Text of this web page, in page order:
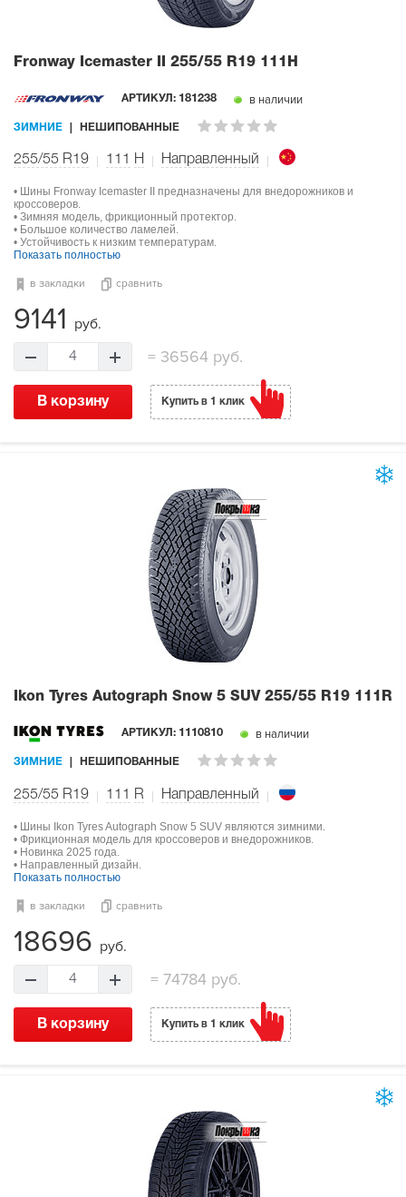
Fronway Icemaster II 255/55 R19 111H
АРТИКУЛ: 181238 в наличии
ЗИМНИЕ НЕШИПОВАННЫЕ
255/55 R19 111 H Направленный
• Шины Fronway Icemaster II предназначены для внедорожников и
кроссоверов.
• Зимняя модель, фрикционный протектор.
• Большое количество ламелей.
• Устойчивость к низким температурам.
Показать полностью
в закладки сравнить
9141 руб.
4 = 36564 руб.
В корзину Купить в 1 клик
Ikon Tyres Autograph Snow 5 SUV 255/55 R19 111R
АРТИКУЛ: 1110810 в наличии
ЗИМНИЕ НЕШИПОВАННЫЕ
255/55 R19 111 R Направленный
• Шины Ikon Tyres Autograph Snow 5 SUV являются зимними.
• Фрикционная модель для кроссоверов и внедорожников.
• Новинка 2025 года.
• Направленный дизайн.
Показать полностью
в закладки сравнить
18696 руб.
4 =74784 руб.
В корзину Купить в 1 клик